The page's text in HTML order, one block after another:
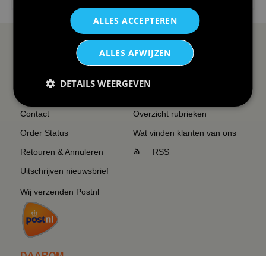
SERVICE EN INFO
Contact
Order Status
Retouren & Annuleren
Uitschrijven nieuwsbrief
Wij verzenden Postnl
OVERZICHT
Overzicht rubrieken
Wat vinden klanten van ons
RSS
ALLES ACCEPTEREN
ALLES AFWIJZEN
DETAILS WEERGEVEN